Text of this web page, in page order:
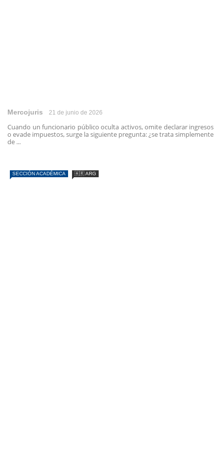
Mercojuris 21 de junio de 2026
Cuando un funcionario público oculta activos, omite declarar ingresos
o evade impuestos, surge la siguiente pregunta: ¿se trata simplemente
de ...
SECCIÓN ACADÉMICA 🇦🇷 ARG